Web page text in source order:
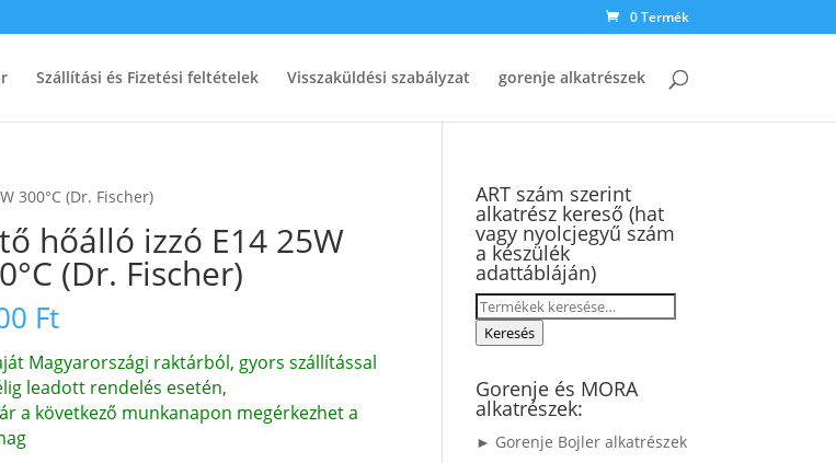
0 Termék
Szállítási és Fizetési feltételek Visszaküldési szabályzat gorenje alkatrészek
300°C (Dr. Fischer)
hőálló izzó E14 25W
(Dr. Fischer)
Ft
Magyarországi raktárból, gyors szállítással
leadott rendelés esetén,
a következő munkanapon megérkezhet a
ART szám szerint
alkatrész kereső (hat
vagy nyolcjegyű szám
a készülék
adattábláján)
Keresés
a Keresés
Gorenje és MORA
alkatrészek:
► Gorenje Bojler alkatrészek